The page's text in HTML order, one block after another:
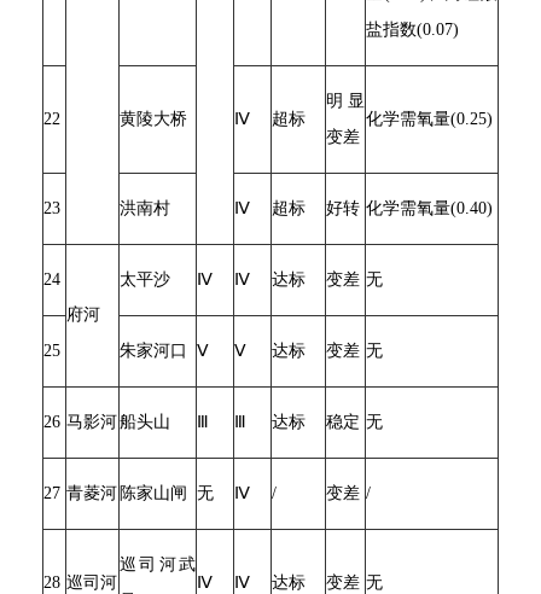
盐指数(0.07)
22 黄陵大桥 Ⅳ 超标
明显
变差
化学需氧量(0.25)
23 洪南村 Ⅳ 超标 好转 化学需氧量(0.40)
24
府河
太平沙 Ⅳ Ⅳ 达标 变差 无
25 朱家河口 Ⅴ Ⅴ 达标 变差 无
26 马影河船头山 达标 稳定 无
27 青菱河 陈家山闸 无 Ⅳ / 变差 /
28 巡司河
巡司河武
Ⅳ Ⅳ 达标 变差 无